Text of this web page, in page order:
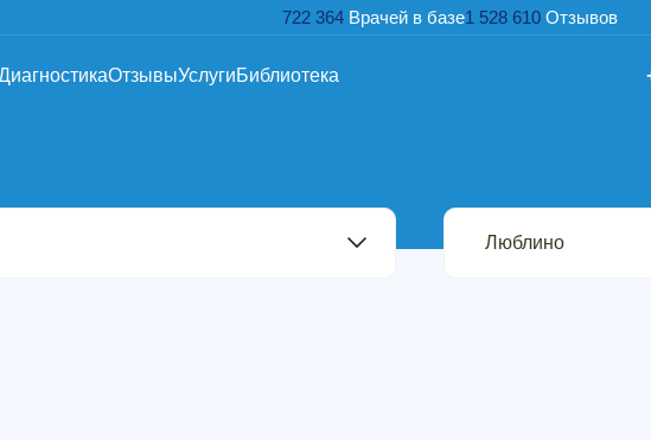
722 364 Врачей в базе1 528 610 Отзывов
ОтзывыУслугиБиблиотека